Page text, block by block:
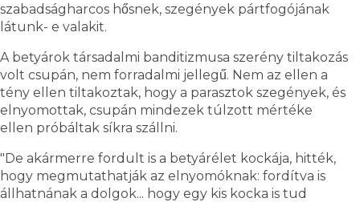
szabadságharcos hősnek, szegények pártfogójának
látunk- e valakit.
A betyárok társadalmi banditizmusa szerény tiltakozás
volt csupán, nem forradalmi jellegű. Nem az ellen a
tény ellen tiltakoztak, hogy a parasztok szegények, és
elnyomottak, csupán mindezek túlzott mértéke
ellen próbáltak síkra szállni.
"De akármerre fordult is a betyárélet kockája, hitték,
hogy megmutathatják az elnyomóknak: fordítva is
állhatnának a dolgok... hogy egy kis kocka is tud